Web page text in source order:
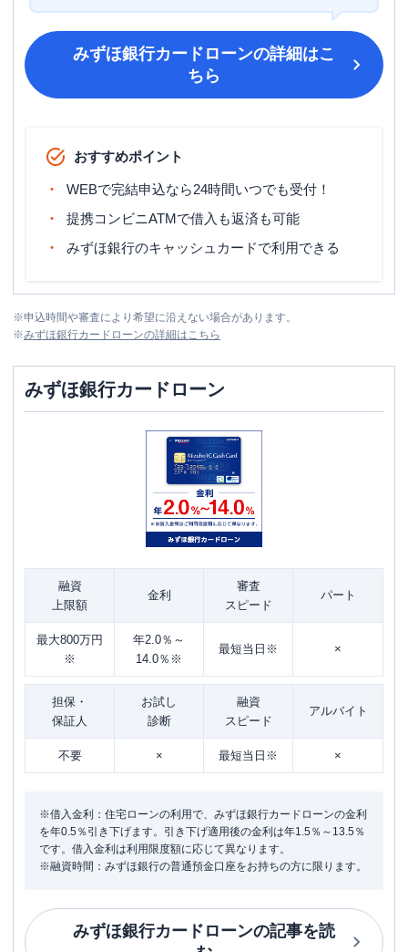
みずほ銀行カードローンの詳細はこ
ちら
おすすめポイント
WEBで完結申込なら24時間いつでも受付！
提携コンビニATMで借入も返済も可能
みずほ銀行のキャッシュカードで利用できる
※申込時間や審査により希望に沿えない場合があります。
※みずほ銀行カードローンの詳細はこちら
みずほ銀行カードローン
融資
上限額
金利
審査
スピード
パート
最大800万円
※
年2.0％～
14.0％※
最短当日※ ×
担保・
保証人
お試し
診断
融資
スピード
アルバイト
不要 × 最短当日※ ×
※借入金利：住宅ローンの利用で、みずほ銀行カードローンの金利
を年0.5％引き下げます。引き下げ適用後の金利は年1.5％～13.5％
です。借入金利は利用限度額に応じて異なります。
※融資時間：みずほ銀行の普通預金口座をお持ちの方に限ります。
みずほ銀行カードローンの記事を読